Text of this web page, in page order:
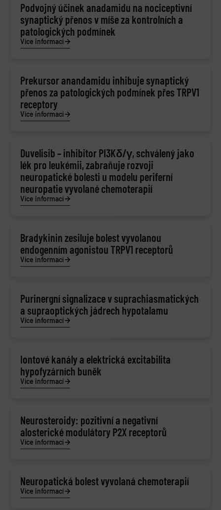
Podvojný účinek anadamidu na nociceptivní
synaptický přenos v míše za kontrolních a
patologických podmínek
Více informací
Prekursor anandamidu inhibuje synaptický
přenos za patologických podmínek přes TRPV1
receptory
Více informací
Duvelisib – inhibitor PI3Kδ/γ, schválený jako
lék pro leukémii, zabraňuje rozvoji
neuropatické bolesti u modelu periferní
neuropatie vyvolané chemoterapií
Více informací
Bradykinin zesiluje bolest vyvolanou
endogenním agonistou TRPV1 receptorů
Více informací
Purinergní signalizace v suprachiasmatických
a supraoptických jádrech hypotalamu
Více informací
Iontové kanály a elektrická excitabilita
hypofyzárních buněk
Více informací
Neurosteroidy: pozitivní a negativní
alosterické modulátory P2X receptorů
Více informací
Neuropatická bolest vyvolaná chemoterapií
Více informací